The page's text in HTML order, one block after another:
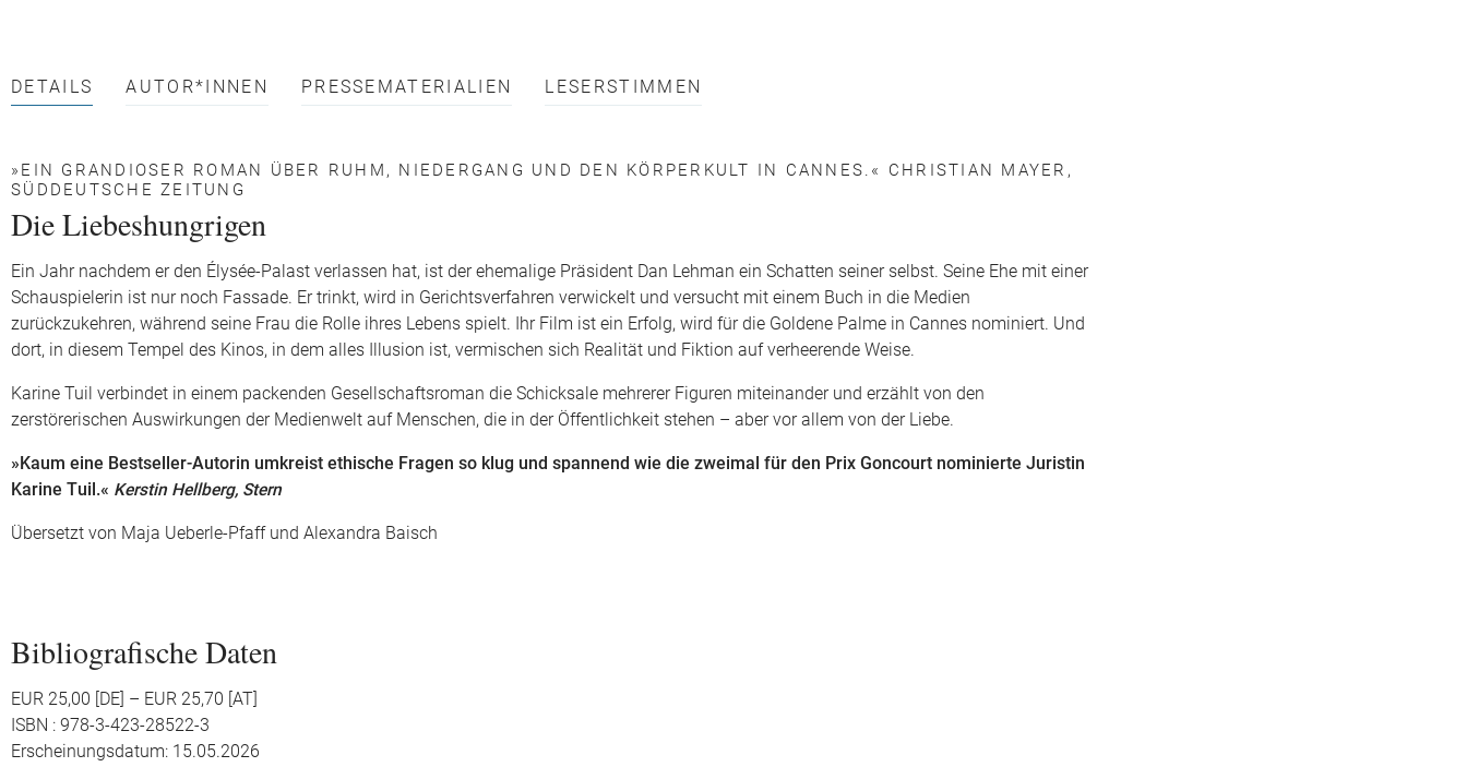
DETAILS AUTOR*INNEN PRESSEMATERIALIEN LESERSTIMMEN
»EIN GRANDIOSER ROMAN ÜBER RUHM, NIEDERGANG UND DEN KÖRPERKULT IN CANNES.« CHRISTIAN MAYER,
SÜDDEUTSCHE ZEITUNG
Die Liebeshungrigen
Ein Jahr nachdem er den Élysée-Palast verlassen hat, ist der ehemalige Präsident Dan Lehman ein Schatten seiner selbst. Seine Ehe mit einer
Schauspielerin ist nur noch Fassade. Er trinkt, wird in Gerichtsverfahren verwickelt und versucht mit einem Buch in die Medien
zurückzukehren, während seine Frau die Rolle ihres Lebens spielt. Ihr Film ist ein Erfolg, wird für die Goldene Palme in Cannes nominiert. Und
dort, in diesem Tempel des Kinos, in dem alles Illusion ist, vermischen sich Realität und Fiktion auf verheerende Weise.
Karine Tuil verbindet in einem packenden Gesellschaftsroman die Schicksale mehrerer Figuren miteinander und erzählt von den
zerstörerischen Auswirkungen der Medienwelt auf Menschen, die in der Öffentlichkeit stehen – aber vor allem von der Liebe.
»Kaum eine Bestseller-Autorin umkreist ethische Fragen so klug und spannend wie die zweimal für den Prix Goncourt nominierte Juristin
Karine Tuil.« Kerstin Hellberg, Stern
Übersetzt von Maja Ueberle-Pfaff und Alexandra Baisch
Bibliografische Daten
EUR 25,00 [DE] – EUR 25,70 [AT]
ISBN : 978-3-423-28522-3
Erscheinungsdatum: 15.05.2026